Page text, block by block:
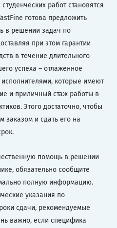
работ становятся
готова предложить
в решении задач по
при этом гарантии
в течение длительного
успеха – отлаженное
которые имеют
и приличный стаж работы в
Этого достаточно, чтобы
заказом и сдать его на
помощь в решении
обязательно сообщите
полную информацию.
указания по
сдачи, рекомендуемые
важно, если специфика